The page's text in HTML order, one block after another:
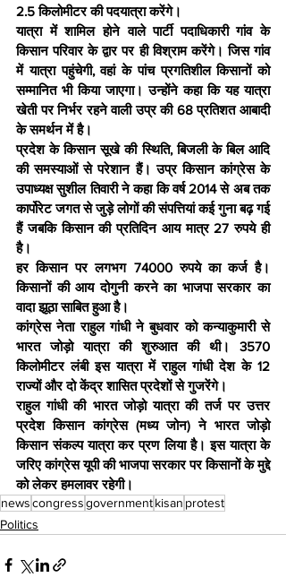
2.5 किलोमीटर की पदयात्रा करेंगे।
यात्रा में शामिल होने वाले पार्टी पदाधिकारी गांव के
किसान परिवार के द्वार पर ही विश्राम करेंगे। जिस गांव
में यात्रा पहुंचेगी, वहां के पांच प्रगतिशील किसानों को
सम्मानित भी किया जाएगा। उन्होंने कहा कि यह यात्रा
खेती पर निर्भर रहने वाली उप्र की 68 प्रतिशत आबादी
के समर्थन में है।
प्रदेश के किसान सूखे की स्थिति, बिजली के बिल आदि
की समस्याओं से परेशान हैं। उप्र किसान कांग्रेस के
उपाध्यक्ष सुशील तिवारी ने कहा कि वर्ष 2014 से अब तक
कार्पोरेट जगत से जुड़े लोगों की संपत्तियां कई गुना बढ़ गई
हैं जबकि किसान की प्रतिदिन आय मात्र 27 रुपये ही
है।
हर किसान पर लगभग 74000 रुपये का कर्ज है।
किसानों की आय दोगुनी करने का भाजपा सरकार का
वादा झूठा साबित हुआ है।
कांग्रेस नेता राहुल गांधी ने बुधवार को कन्याकुमारी से
भारत जोड़ो यात्रा की शुरुआत की थी। 3570
किलोमीटर लंबी इस यात्रा में राहुल गांधी देश के 12
राज्यों और दो केंद्र शासित प्रदेशों से गुजरेंगे।
राहुल गांधी की भारत जोड़ो यात्रा की तर्ज पर उत्तर
प्रदेश किसान कांग्रेस (मध्य जोन) ने भारत जोड़ो
किसान संकल्प यात्रा कर प्रण लिया है। इस यात्रा के
जरिए कांग्रेस यूपी की भाजपा सरकार पर किसानों के मुद्दे
को लेकर हमलावर रहेगी।
newscongressgovernmentkisan protest
Politics